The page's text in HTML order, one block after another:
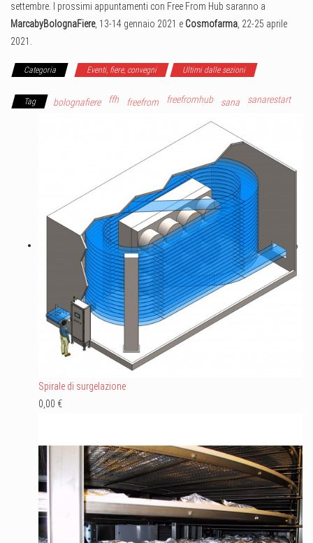
settembre.
I prossimi appuntamenti con Free From Hub saranno a
MarcabyBolognaFiere, 13-14 gennaio 2021 e Cosmofarma, 22-25 aprile
2021.
Categoria Eventi, fiere, convegni Ultimi dalle sezioni
Tag bolognafiere ffh freefrom freefromhub sana sanarestart
Spirale di surgelazione
0,00 €